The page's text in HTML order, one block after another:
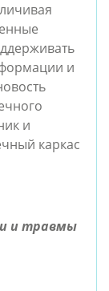
и
и
каркас
и травмы